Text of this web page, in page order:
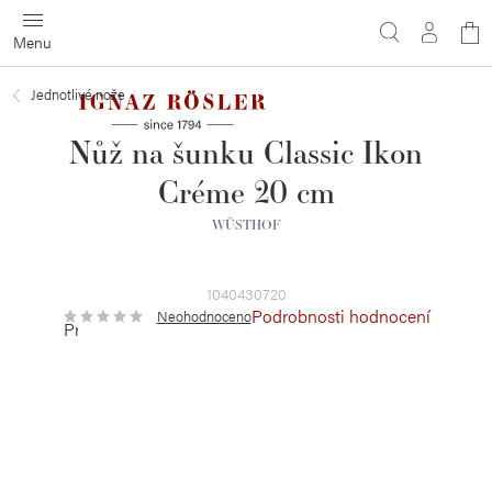
Přejít
na
obsah
Jednotlivé nože
Nůž na šunku Classic Ikon
Créme 20 cm
WÜSTHOF
1040430720
Průměrné
hodnocení
NeohodnocenoPodrobnosti hodnocení